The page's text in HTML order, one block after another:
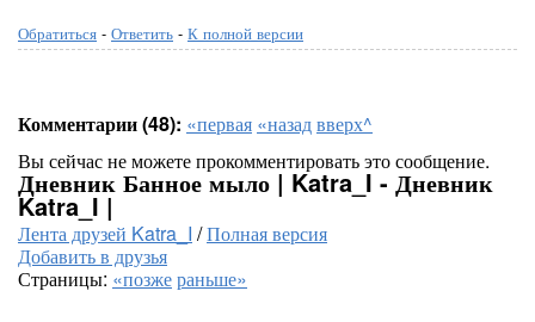
Обратиться - Ответить - К полной версии
Комментарии (48): «первая «назадвверх^
Вы сейчас не можете прокомментировать это сообщение.
Дневник Банное мыло | Katra_I - Дневник
Katra_I |
Лента друзей Katra_I /Полная версия
Добавить в друзья
Страницы: «позжераньше»